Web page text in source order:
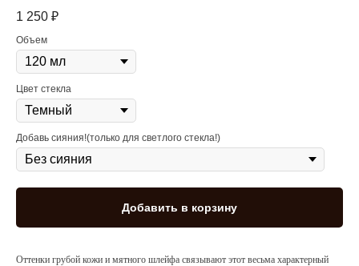
1 250 ₽
Объем
Цвет стекла
Добавь сияния!(только для светлого стекла!)
Добавить в корзину
Оттенки грубой кожи и мятного шлейфа связывают этот весьма характерный